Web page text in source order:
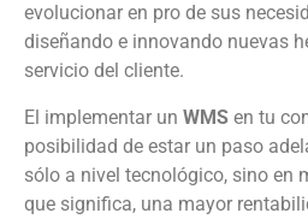
evolucionar en pro de sus
diseñando e innovando nuevas
servicio del cliente.
El implementar un WMS en tu
posibilidad de estar un paso
sólo a nivel tecnológico, sino en
que significa, una mayor